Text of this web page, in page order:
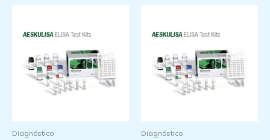
Diagnóstico Diagnóstico